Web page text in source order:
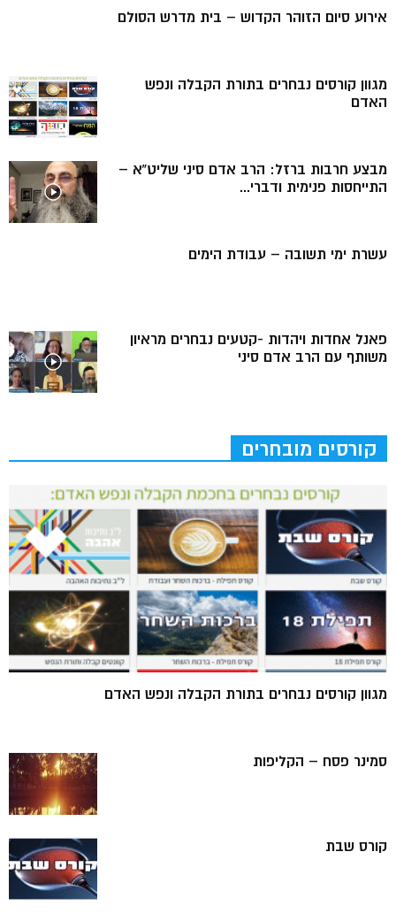
אירוע סיום הזוהר הקדוש – בית מדרש הסולם
מגוון קורסים נבחרים בתורת הקבלה ונפש
האדם
מבצע חרבות ברזל: הרב אדם סיני שליט”א –
התייחסות פנימית ודברי...
עשרת ימי תשובה – עבודת הימים
פאנל אחדות ויהדות -קטעים נבחרים מראיון
משותף עם הרב אדם סיני
קורסים מובחרים
מגוון קורסים נבחרים בתורת הקבלה ונפש האדם
סמינר פסח – הקליפות
קורס שבת